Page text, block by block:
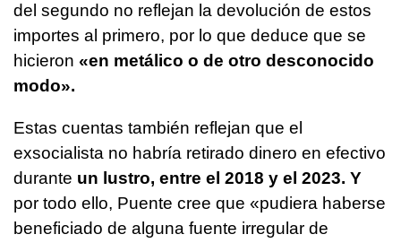
del segundo no reflejan la devolución de estos
importes al primero, por lo que deduce que se
hicieron «en metálico o de otro desconocido
modo».
Estas cuentas también reflejan que el
exsocialista no habría retirado dinero en efectivo
durante un lustro, entre el 2018 y el 2023. Y
por todo ello, Puente cree que «pudiera haberse
beneficiado de alguna fuente irregular de